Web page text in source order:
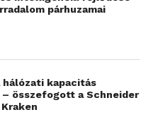
párhuzamai
kapacitás
– összefogott a Schneider